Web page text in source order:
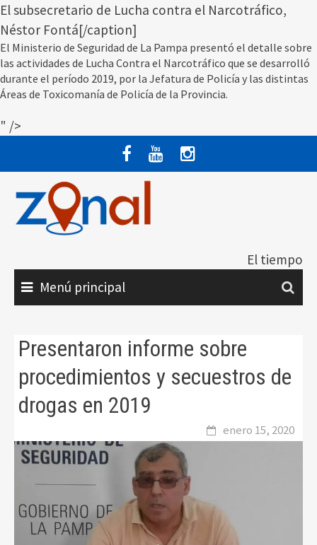
El subsecretario de Lucha contra el Narcotráfico,
Néstor Fontá[/caption]
El Ministerio de Seguridad de La Pampa presentó el detalle sobre
las actividades de Lucha Contra el Narcotráfico que se desarrolló
durante el período 2019, por la Jefatura de Policía y las distintas
Áreas de Toxicomanía de Policía de la Provincia.
" />
contenido
El tiempo
Menú principal
Presentaron informe sobre
procedimientos y secuestros de
drogas en 2019
enero 15, 2020